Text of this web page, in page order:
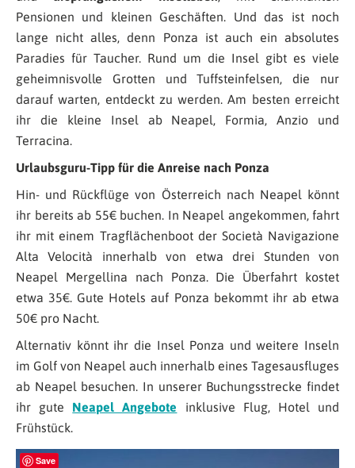
Pensionen und kleinen Geschäften. Und das ist noch
lange nicht alles, denn Ponza ist auch ein absolutes
Paradies für Taucher. Rund um die Insel gibt es viele
geheimnisvolle Grotten und Tuffsteinfelsen, die nur
darauf warten, entdeckt zu werden. Am besten erreicht
ihr die kleine Insel ab Neapel, Formia, Anzio und
Terracina.
Urlaubsguru-Tipp für die Anreise nach Ponza
Hin- und Rückflüge von Österreich nach Neapel könnt
ihr bereits ab 55€ buchen. In Neapel angekommen, fahrt
ihr mit einem Tragflächenboot der Società Navigazione
Alta Velocità innerhalb von etwa drei Stunden von
Neapel Mergellina nach Ponza. Die Überfahrt kostet
etwa 35€. Gute Hotels auf Ponza bekommt ihr ab etwa
50€ pro Nacht.
Alternativ könnt ihr die Insel Ponza und weitere Inseln
im Golf von Neapel auch innerhalb eines Tagesausfluges
ab Neapel besuchen. In unserer Buchungsstrecke findet
ihr gute Neapel Angebote inklusive Flug, Hotel und
Frühstück.
Save